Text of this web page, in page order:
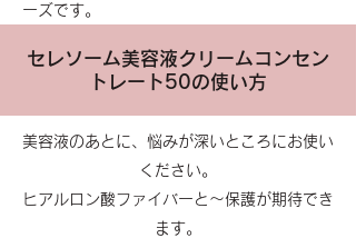
ーズです。
セレソーム美容液クリームコンセン
トレート50の使い方
美容液のあとに、悩みが深いところにお使い
ください。
ヒアルロン酸ファイバーと～保護が期待でき
ます。